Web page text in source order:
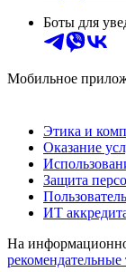
Боты для
Мобильное
Этика и
Оказание
Защита
ИТ
На
рекомендательные